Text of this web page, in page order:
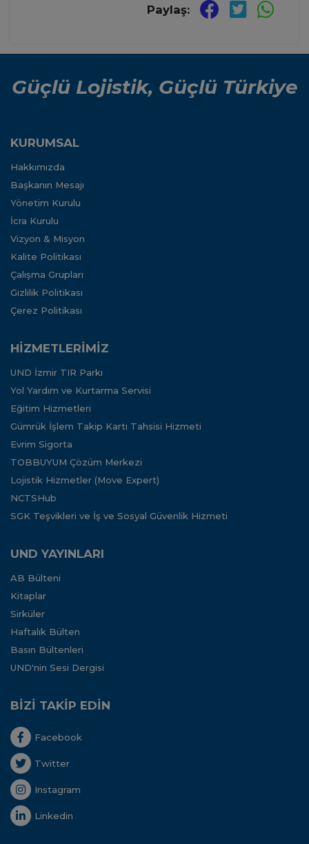
Paylaş:
Güçlü Lojistik, Güçlü Türkiye
KURUMSAL
Hakkımızda
Başkanın Mesajı
Yönetim Kurulu
İcra Kurulu
Vizyon & Misyon
Kalite Politikası
Çalışma Grupları
Gizlilik Politikası
Çerez Politikası
HİZMETLERİMİZ
UND İzmir TIR Parkı
Yol Yardım ve Kurtarma Servisi
Eğitim Hizmetleri
Gümrük İşlem Takip Kartı Tahsisi Hizmeti
Evrim Sigorta
TOBBUYUM Çözüm Merkezi
Lojistik Hizmetler (Move Expert)
NCTSHub
SGK Teşvikleri ve İş ve Sosyal Güvenlik Hizmeti
UND YAYINLARI
AB Bülteni
Kitaplar
Sirküler
Haftalık Bülten
Basın Bültenleri
UND'nin Sesi Dergisi
BİZİ TAKİP EDİN
Facebook
Twitter
Instagram
Linkedin